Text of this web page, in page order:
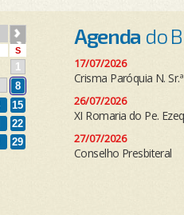
Agenda do
17/07/2026
Crisma Paróquia N.
26/07/2026
XI Romaria do Pe.
27/07/2026
Conselho Presbiteral